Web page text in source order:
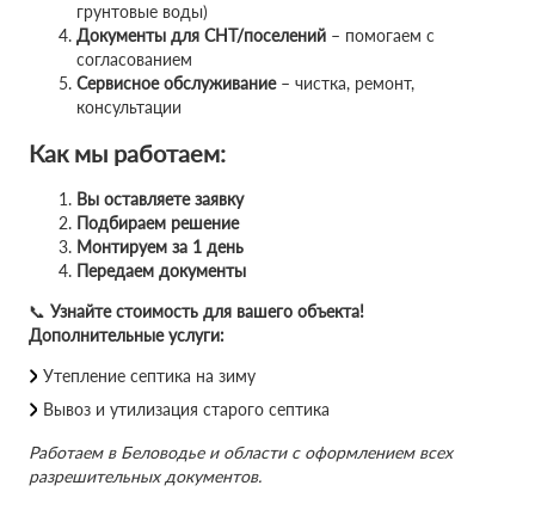
грунтовые воды)
Документы для СНТ/поселений – помогаем с
согласованием
Сервисное обслуживание– чистка, ремонт,
консультации
Как мы работаем:
Вы оставляете заявку
Подбираем решение
Монтируем за 1 день
Передаем документы
📞 Узнайте стоимость для вашего объекта!
Дополнительные услуги:
Утепление септика на зиму
Вывоз и утилизация старого септика
Работаем в Беловодье и области с оформлением всех
разрешительных документов.